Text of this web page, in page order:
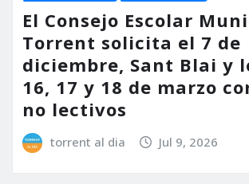
El Consejo Escolar
Torrent solicita el 7 de
diciembre, Sant Blai y
16, 17 y 18 de marzo
no lectivos
torrent al dia Jul 9, 2026